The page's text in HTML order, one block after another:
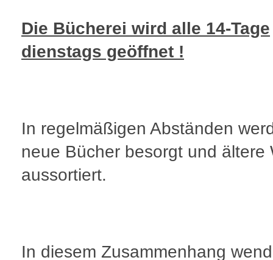
Die Bücherei wird alle 14-Tage
dienstags geöffnet !
In regelmäßigen Abständen
neue Bücher besorgt und ältere
aussortiert.
In diesem Zusammenhang